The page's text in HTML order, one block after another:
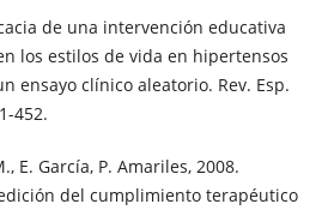
de una intervención educativa
los estilos de vida en hipertensos
ensayo clínico aleatorio. Rev. Esp.
452.
E. García, P. Amariles, 2008.
del cumplimiento terapéutico